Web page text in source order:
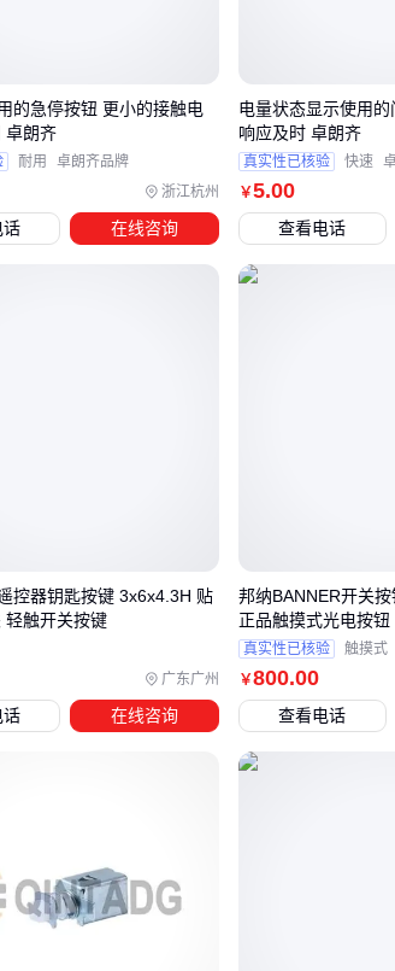
长距
的意
的瞬
防爆
煤矿
成状
的防
颗粒物
对于
设备
浙江杭州
的急停按钮 更小的接触电
卓朗齐
耐用 卓朗齐品牌
话 在线咨询
￥5.00
电量状态显示使用
响应及时 卓朗齐
真实性已核验 快速
查看电话
广东广州
控器钥匙按键 3x6x4.3H 贴
轻触开关按键
话 在线咨询
￥800.00
邦纳BANNER开关
正品触摸式光电按钮
真实性已核验 触摸式
查看电话